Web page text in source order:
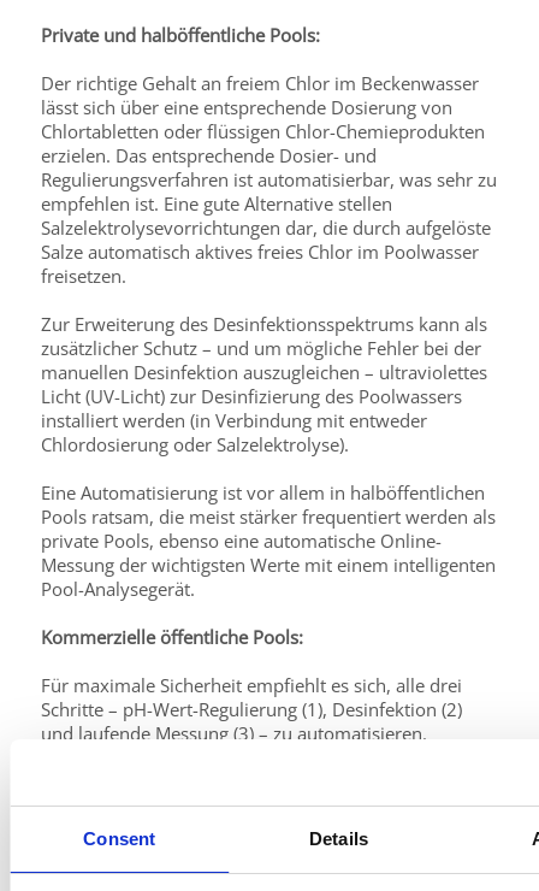
Consent Details
Private und halböffentliche Pools:
Der richtige Gehalt an freiem Chlor im Beckenwasser
lässt sich über eine entsprechende Dosierung von
Chlortabletten oder flüssigen Chlor-Chemieprodukten
erzielen. Das entsprechende Dosier- und
Regulierungsverfahren ist automatisierbar, was sehr zu
empfehlen ist. Eine gute Alternative stellen
Salzelektrolysevorrichtungen dar, die durch aufgelöste
Salze automatisch aktives freies Chlor im Poolwasser
freisetzen.
Zur Erweiterung des Desinfektionsspektrums kann als
zusätzlicher Schutz – und um mögliche Fehler bei der
manuellen Desinfektion auszugleichen – ultraviolettes
Licht (UV-Licht) zur Desinfizierung des Poolwassers
installiert werden (in Verbindung mit entweder
Chlordosierung oder Salzelektrolyse).
Eine Automatisierung ist vor allem in halböffentlichen
Pools ratsam, die meist stärker frequentiert werden als
private Pools, ebenso eine automatische Online-
Messung der wichtigsten Werte mit einem intelligenten
Pool-Analysegerät.
Kommerzielle öffentliche Pools:
Für maximale Sicherheit empfiehlt es sich, alle drei
Schritte – pH-Wert-Regulierung (1), Desinfektion (2)
und laufende Messung (3) – zu automatisieren.
muss der pH-Wert unbedingt mittels Säuren oder
CO2 auf 7,2 bis 7,6 gehalten werden.
(2) Zur Erweiterung des Desinfektionsspektrums wird